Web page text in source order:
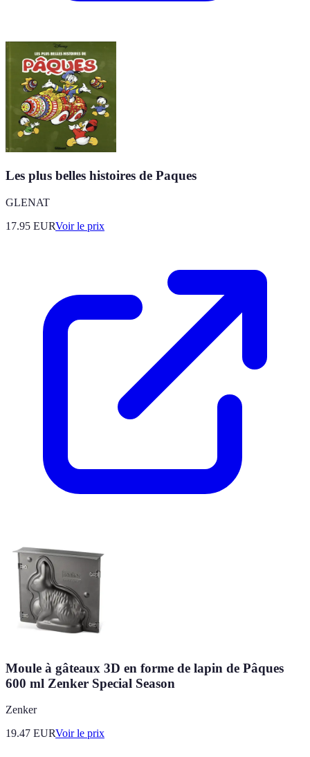
Les plus belles histoires de Paques
GLENAT
17.95 EURVoir le prix
Moule à gâteaux 3D en forme de lapin de Pâques
600 ml Zenker Special Season
Zenker
19.47 EURVoir le prix